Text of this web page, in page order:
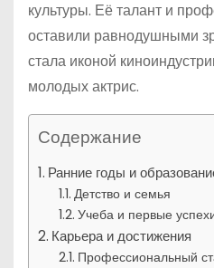
культуры. Её талант и
оставили равнодушными
стала иконой
молодых актрис.
Содержание
Ранние годы и
Детство и семья
Учеба и первые
Карьера и достижения
Профессиональный